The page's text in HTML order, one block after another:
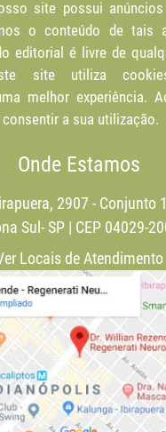
site possui
o conteúdo de tais
editorial é livre de
site utiliza
melhor experiência.
a sua utilização.
Onde Estamos
2907 - Conjunto
Sul- SP | CEP 04029-
Locais de Atendimento